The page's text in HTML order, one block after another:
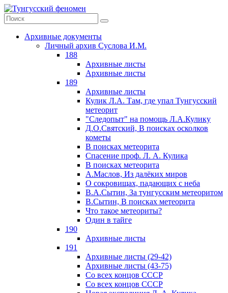
Архивные документы
Личный архив Суслова И.М.
188
Архивные листы
Архивные листы
189
Архивные листы
Кулик Л.А. Там, где упал Тунгусский
метеорит
"Следопыт" на помощь Л.А.Кулику
Д.О.Святский, В поисках осколков
кометы
В поисках метеорита
Спасение проф. Л. А. Кулика
В поисках метеорита
А.Маслов, Из далёких миров
О сокровищах, падающих с неба
В.А.Сытин, За тунгусским метеоритом
В.Сытин, В поисках метеорита
Что такое метеориты?
Один в тайге
190
Архивные листы
191
Архивные листы (29-42)
Архивные листы (43-75)
Со всех концов СССР
Со всех концов СССР